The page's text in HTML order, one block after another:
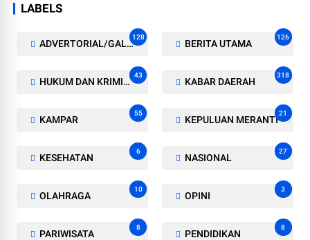
LABELS
ADVERTORIAL/GALERI
128
BERITA UTAMA
126
HUKUM DAN KRIMINAL
43
KABAR DAERAH
318
KAMPAR
55
KEPULUAN MERANTI
21
KESEHATAN
6
NASIONAL
27
OLAHRAGA
10
OPINI
3
PARIWISATA
8
PENDIDIKAN
8